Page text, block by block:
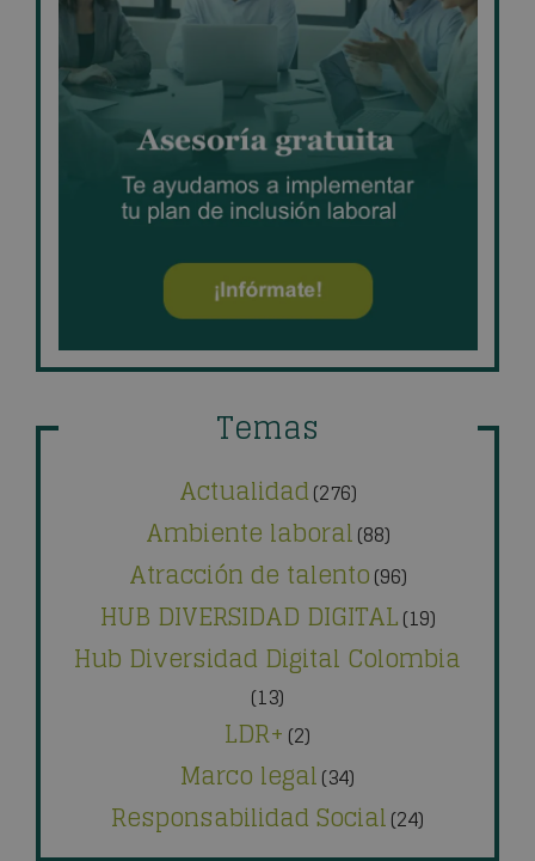
Temas
Actualidad(276)
Ambiente laboral(88)
Atracción de talento(96)
HUB DIVERSIDAD DIGITAL(19)
Hub Diversidad Digital Colombia
(13)
LDR+ (2)
Marco legal(34)
Responsabilidad Social(24)